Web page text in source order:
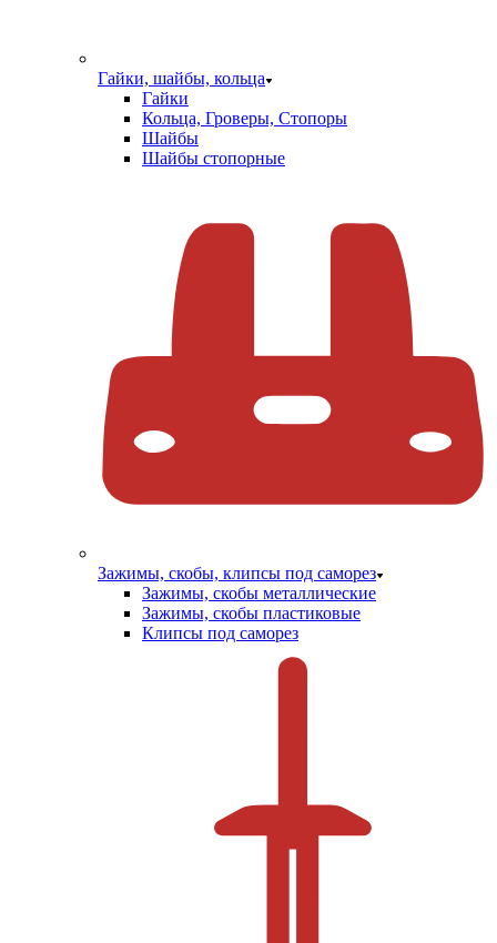
Гайки, шайбы, кольца
Гайки
Кольца, Гроверы, Стопоры
Шайбы
Шайбы стопорные
Зажимы, скобы, клипсы под саморез
Зажимы, скобы металлические
Зажимы, скобы пластиковые
Клипсы под саморез